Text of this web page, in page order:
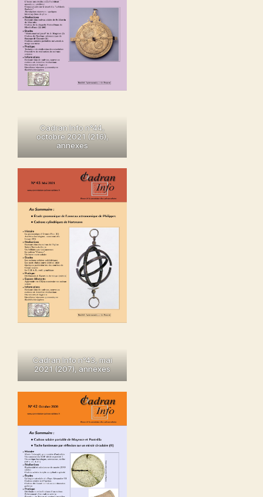
Cadran Info n°44,
octobre 2021 (216),
annexes
Cadran Info n°43, mai
2021 (207), annexes